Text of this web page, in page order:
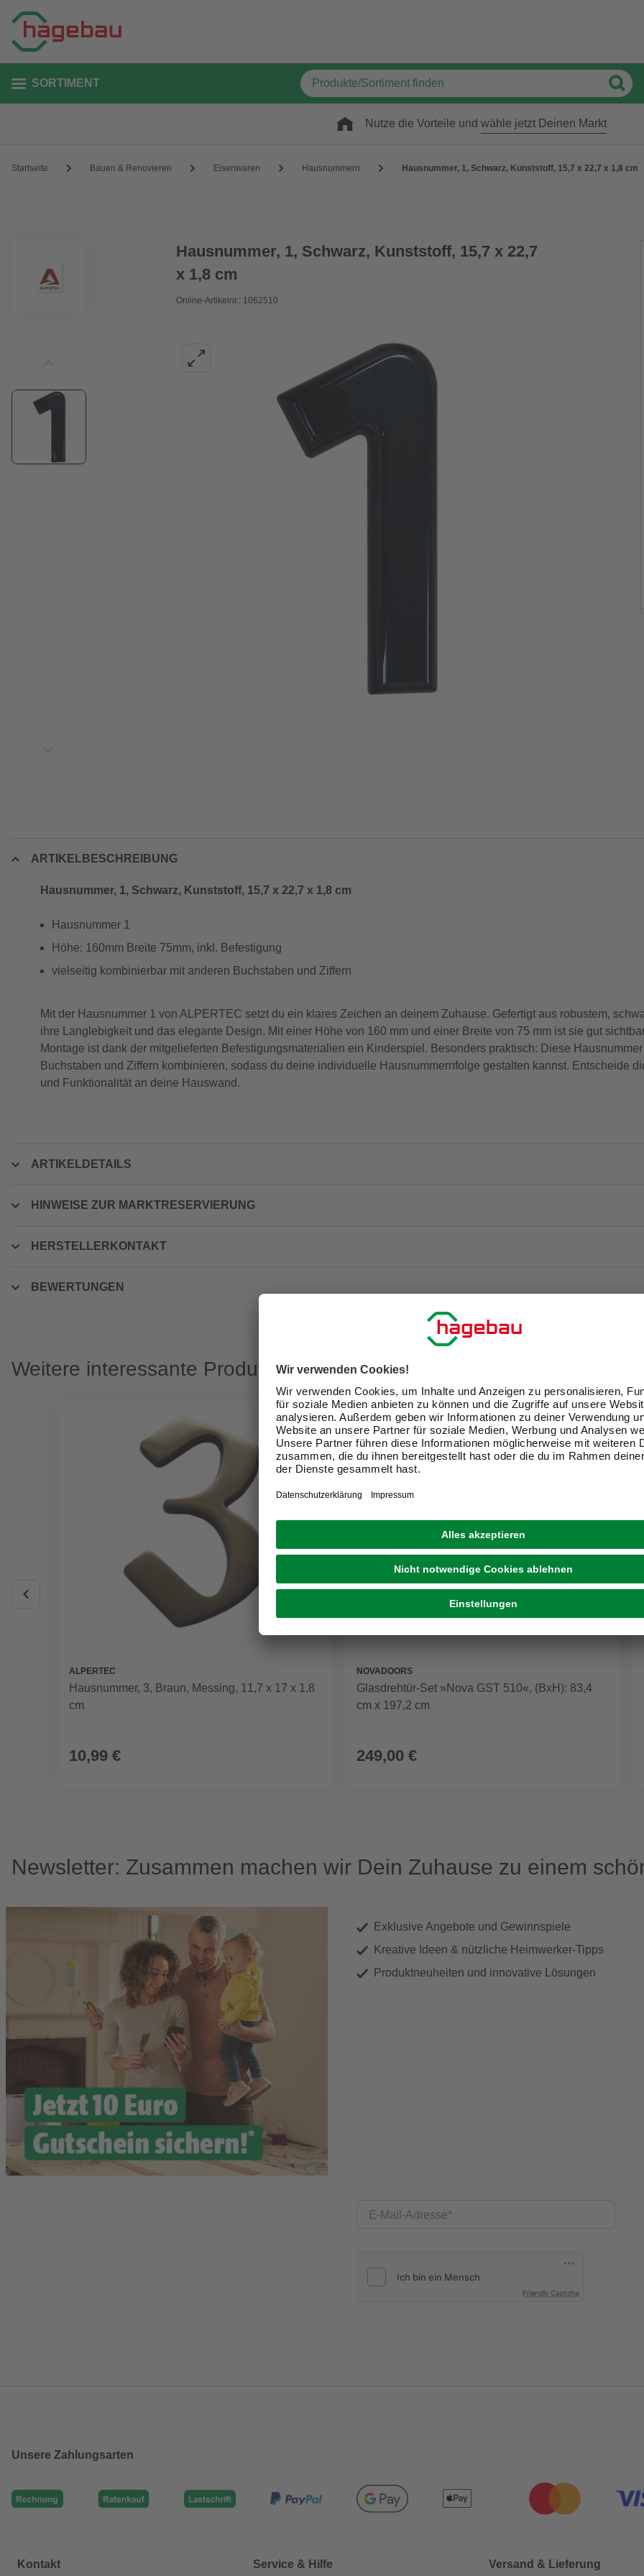
SORTIMENT
Nutze die Vorteile und wähle jetzt Deinen Markt
Startseite Bauen & Renovieren Eisenwaren Hausnummern Hausnummer, 1, Schwarz, Kunststoff, 15,7 x 22,7 x 1,8 cm
Hausnummer, 1, Schwarz, Kunststoff, 15,7 x 22,7
x 1,8 cm
Online-Artikelnr.: 1062510
ARTIKELBESCHREIBUNG
Hausnummer, 1, Schwarz, Kunststoff, 15,7 x 22,7 x 1,8 cm
Hausnummer 1
Höhe: 160mm Breite 75mm, inkl. Befestigung
vielseitig kombinierbar mit anderen Buchstaben und Ziffern
Mit der Hausnummer 1 von ALPERTEC setzt du ein klares Zeichen an deinem Zuhause. Gefertigt aus robustem,
ihre Langlebigkeit und das elegante Design. Mit einer Höhe von 160 mm und einer Breite von 75 mm ist sie gut
Montage ist dank der mitgelieferten Befestigungsmaterialien ein Kinderspiel. Besonders praktisch: Diese
Buchstaben und Ziffern kombinieren, sodass du deine individuelle Hausnummernfolge gestalten kannst. Entscheide
und Funktionalität an deine Hauswand.
ARTIKELDETAILS
HINWEISE ZUR MARKTRESERVIERUNG
HERSTELLERKONTAKT
BEWERTUNGEN
Weitere interessante Produkte
ALPERTEC
Hausnummer, 3, Braun, Messing, 11,7 x 17 x 1,8
cm
10,99 €
NOVADOORS
Glasdrehtür-Set »Nova GST 510«, (BxH): 83,4
cm x 197,2 cm
249,00 €
Newsletter: Zusammen machen wir Dein Zuhause zu einem
Exklusive Angebote und Gewinnspiele
Kreative Ideen & nützliche Heimwerker-Tipps
Produktneuheiten und innovative Lösungen
E-Mail-Adresse
Friendly Captcha
Unsere Zahlungsarten
Kontakt Service & Hilfe Versand & Lieferung